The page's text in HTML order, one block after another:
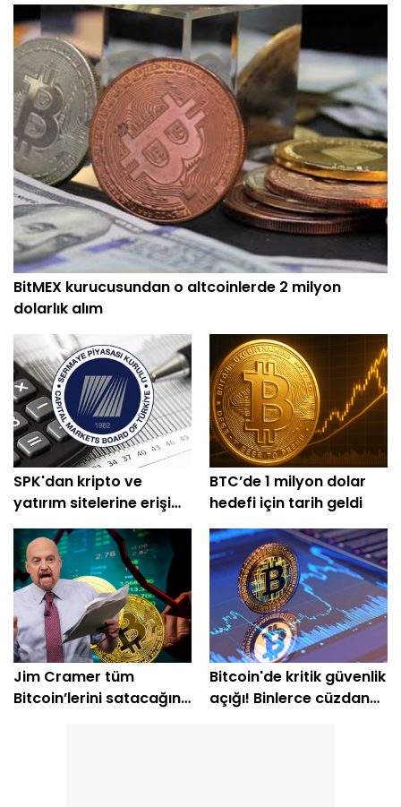
BitMEX kurucusundan o altcoinlerde 2 milyon
dolarlık alım
SPK'dan kripto ve
yatırım sitelerine erişim
engeli
BTC’de 1 milyon dolar
hedefi için tarih geldi
Jim Cramer tüm
Bitcoin’lerini satacağını
Bitcoin'de kritik güvenlik
açığı! Binlerce cüzdan